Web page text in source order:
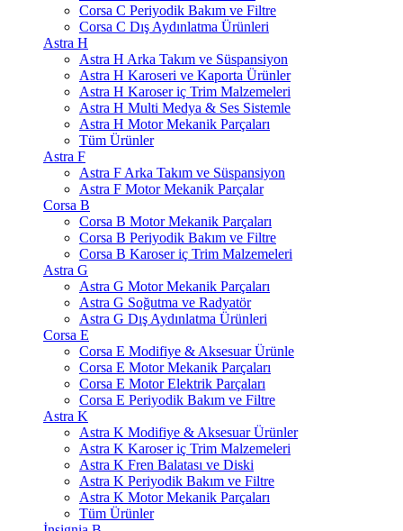
Corsa C Periyodik Bakım ve Filtre
Corsa C Dış Aydınlatma Ürünleri
Astra H
Astra H Arka Takım ve Süspansiyon
Astra H Karoseri ve Kaporta Ürünler
Astra H Karoser iç Trim Malzemeleri
Astra H Multi Medya & Ses Sistemle
Astra H Motor Mekanik Parçaları
Tüm Ürünler
Astra F
Astra F Arka Takım ve Süspansiyon
Astra F Motor Mekanik Parçalar
Corsa B
Corsa B Motor Mekanik Parçaları
Corsa B Periyodik Bakım ve Filtre
Corsa B Karoser iç Trim Malzemeleri
Astra G
Astra G Motor Mekanik Parçaları
Astra G Soğutma ve Radyatör
Astra G Dış Aydınlatma Ürünleri
Corsa E
Corsa E Modifiye & Aksesuar Ürünle
Corsa E Motor Mekanik Parçaları
Corsa E Motor Elektrik Parçaları
Corsa E Periyodik Bakım ve Filtre
Astra K
Astra K Modifiye & Aksesuar Ürünler
Astra K Karoser iç Trim Malzemeleri
Astra K Fren Balatası ve Diski
Astra K Periyodik Bakım ve Filtre
Astra K Motor Mekanik Parçaları
Tüm Ürünler